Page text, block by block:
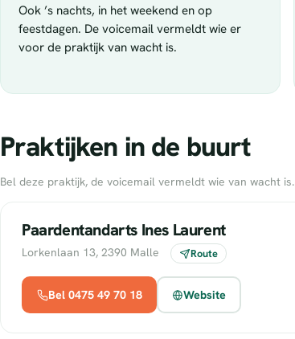
Ook ’s nachts, in het weekend en op
feestdagen. De voicemail vermeldt wie er
voor de praktijk van wacht is.
Praktijken in de buurt
Bel deze praktijk, de voicemail vermeldt wie van wacht is.
Paardentandarts Ines Laurent
Lorkenlaan 13, 2390 Malle Route
Bel 0475 49 70 18 Website